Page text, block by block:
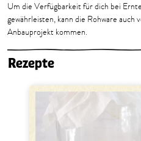
Um die Verfügbarkeit für dich bei
gewährleisten, kann die Rohware
Anbauprojekt kommen.
Rezepte